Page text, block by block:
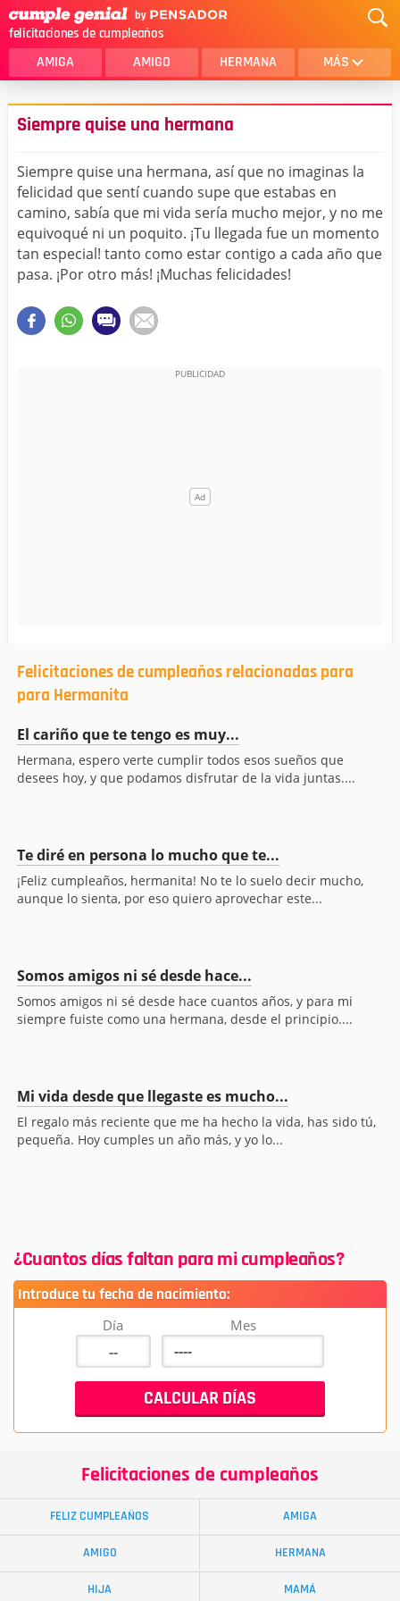
felicitaciones de cumpleaños
AMIGA AMIGO HERMANA MÁS
MAMA
AMOR
SOBRINA
HIJA
HERMANO
HIJO
NOVIA
ESPOSO
PAPA
HOMBRE
TIA
Siempre quise una hermana
Siempre quise una hermana, así que no imaginas la
felicidad que sentí cuando supe que estabas en
camino, sabía que mi vida sería mucho mejor, y no me
equivoqué ni un poquito. ¡Tu llegada fue un momento
tan especial! tanto como estar contigo a cada año que
pasa. ¡Por otro más! ¡Muchas felicidades!
Felicitaciones de cumpleaños relacionadas para
para Hermanita
El cariño que te tengo es muy...
Hermana, espero verte cumplir todos esos sueños que
desees hoy, y que podamos disfrutar de la vida juntas....
Te diré en persona lo mucho que te...
¡Feliz cumpleaños, hermanita! No te lo suelo decir mucho,
aunque lo sienta, por eso quiero aprovechar este...
Somos amigos ni sé desde hace...
Somos amigos ni sé desde hace cuantos años, y para mi
siempre fuiste como una hermana, desde el principio....
Mi vida desde que llegaste es mucho...
El regalo más reciente que me ha hecho la vida, has sido tú,
pequeña. Hoy cumples un año más, y yo lo...
¿Cuantos días faltan para mi cumpleaños?
Introduce tu fecha de nacimiento:
Día Mes
Felicitaciones de cumpleaños
FELIZ CUMPLEAÑOS AMIGA
AMIGO HERMANA
HIJA MAMÁ